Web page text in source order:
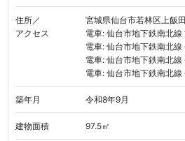
住所／
アクセス
宮城県仙台市若林区上飯
電車: 仙台市地下鉄南北線
電車: 仙台市地下鉄南北
電車: 仙台市地下鉄南北
電車: 仙台市地下鉄南北
築年月 令和8年9月
建物面積 97.5㎡